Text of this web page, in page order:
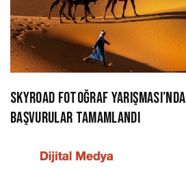
SKYROAD FOTOĞRAF YARIŞMASI’NDA
BAŞVURULAR TAMAMLANDI